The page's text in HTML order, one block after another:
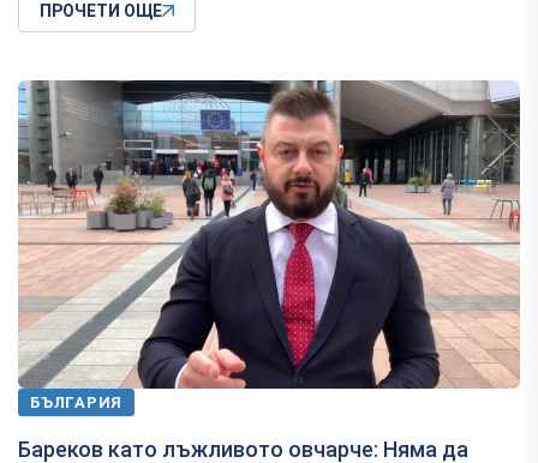
ПРОЧЕТИ ОЩЕ
БЪЛГАРИЯ
Бареков като лъжливото овчарче: Няма да